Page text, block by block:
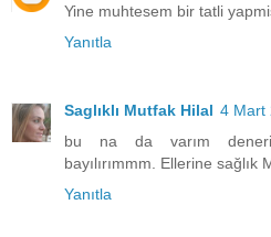
Yine muhtesem bir tatli
Yanıtla
Saglıklı Mutfak Hilal 4 Mart
bu na da varım
bayılırımmm. Ellerine sağlık
Yanıtla